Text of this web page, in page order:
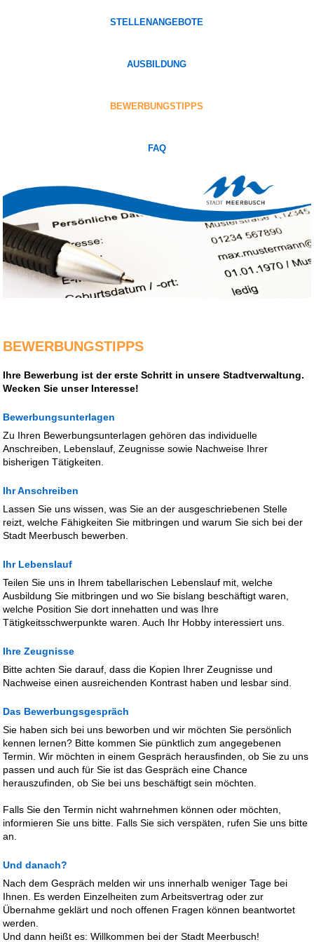
STELLENANGEBOTE
AUSBILDUNG
BEWERBUNGSTIPPS
FAQ
BEWERBUNGSTIPPS
Ihre Bewerbung ist der erste Schritt in unsere Stadtverwaltung.
Wecken Sie unser Interesse!
Bewerbungsunterlagen
Zu Ihren Bewerbungsunterlagen gehören das individuelle
Anschreiben, Lebenslauf, Zeugnisse sowie Nachweise Ihrer
bisherigen Tätigkeiten.
Ihr Anschreiben
Lassen Sie uns wissen, was Sie an der ausgeschriebenen Stelle
reizt, welche Fähigkeiten Sie mitbringen und warum Sie sich bei der
Stadt Meerbusch bewerben.
Ihr Lebenslauf
Teilen Sie uns in Ihrem tabellarischen Lebenslauf mit, welche
Ausbildung Sie mitbringen und wo Sie bislang beschäftigt waren,
welche Position Sie dort innehatten und was Ihre
Tätigkeitsschwerpunkte waren. Auch Ihr Hobby interessiert uns.
Ihre Zeugnisse
Bitte achten Sie darauf, dass die Kopien Ihrer Zeugnisse und
Nachweise einen ausreichenden Kontrast haben und lesbar sind.
Das Bewerbungsgespräch
Sie haben sich bei uns beworben und wir möchten Sie persönlich
kennen lernen? Bitte kommen Sie pünktlich zum angegebenen
Termin. Wir möchten in einem Gespräch herausfinden, ob Sie zu uns
passen und auch für Sie ist das Gespräch eine Chance
herauszufinden, ob Sie bei uns beschäftigt sein möchten.
Falls Sie den Termin nicht wahrnehmen können oder möchten,
informieren Sie uns bitte. Falls Sie sich verspäten, rufen Sie uns bitte
an.
Und danach?
Nach dem Gespräch melden wir uns innerhalb weniger Tage bei
Ihnen. Es werden Einzelheiten zum Arbeitsvertrag oder zur
Übernahme geklärt und noch offenen Fragen können beantwortet
werden.
Und dann heißt es: Willkommen bei der Stadt Meerbusch!